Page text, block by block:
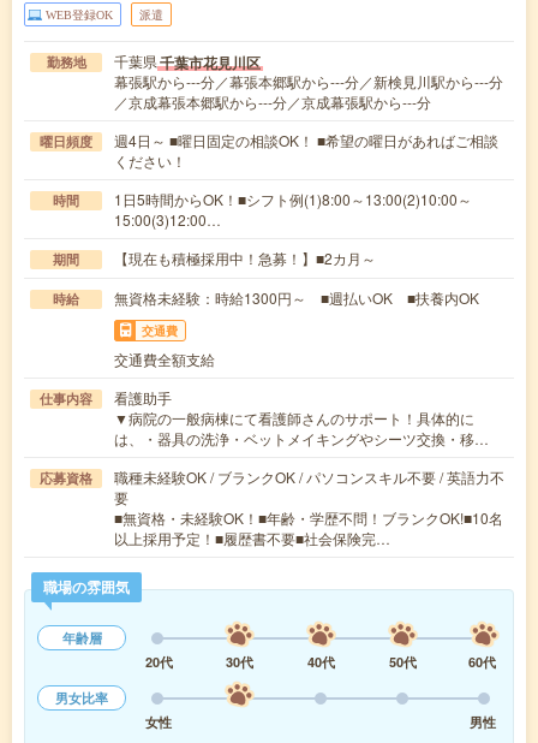
WEB登録OK 派遣
勤務地 千葉県千葉市花見川区
幕張駅から---分／幕張本郷駅から---分／新検見川駅から---分
／京成幕張本郷駅から---分／京成幕張駅から---分
曜日頻度
週4日～ ■曜日固定の相談OK！ ■希望の曜日があればご相談
ください！
時間
1日5時間からOK！■シフト例(1)8:00～13:00(2)10:00～
15:00(3)12:00…
期間 【現在も積極採用中！急募！】■2カ月～
時給 無資格未経験：時給1300円～ ■週払いOK ■扶養内OK
交通費
交通費全額支給
仕事内容
看護助手
▼病院の一般病棟にて看護師さんのサポート！具体的に
は、・器具の洗浄・ベットメイキングやシーツ交換・移…
応募資格
職種未経験OK / ブランクOK / パソコンスキル不要 / 英語力不
要
■無資格・未経験OK！■年齢・学歴不問！ブランクOK!■10名
以上採用予定！■履歴書不要■社会保険完…
職場の雰囲気
年齢層
20代
30代 40代 50代
60代
男女比率
女性
男性